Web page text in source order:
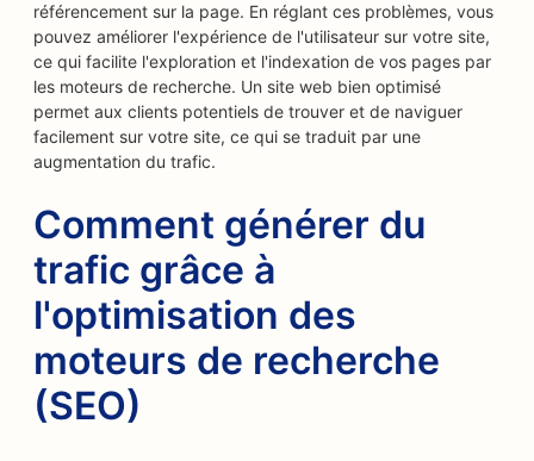
référencement sur la page. En réglant ces problèmes, vous
pouvez améliorer l'expérience de l'utilisateur sur votre site,
ce qui facilite l'exploration et l'indexation de vos pages par
les moteurs de recherche. Un site web bien optimisé
permet aux clients potentiels de trouver et de naviguer
facilement sur votre site, ce qui se traduit par une
augmentation du trafic.
Comment générer du
trafic grâce à
l'optimisation des
moteurs de recherche
(SEO)